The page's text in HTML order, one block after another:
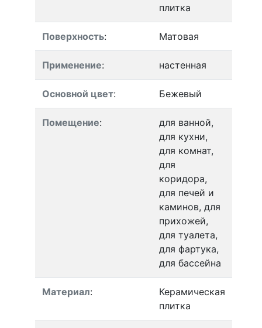
плитка
Поверхность: Матовая
Применение: настенная
Основной цвет: Бежевый
Помещение:
для ванной,
для кухни,
для комнат,
для
коридора,
для печей и
каминов, для
прихожей,
для туалета,
для фартука,
для бассейна
Материал:
Керамическая
плитка